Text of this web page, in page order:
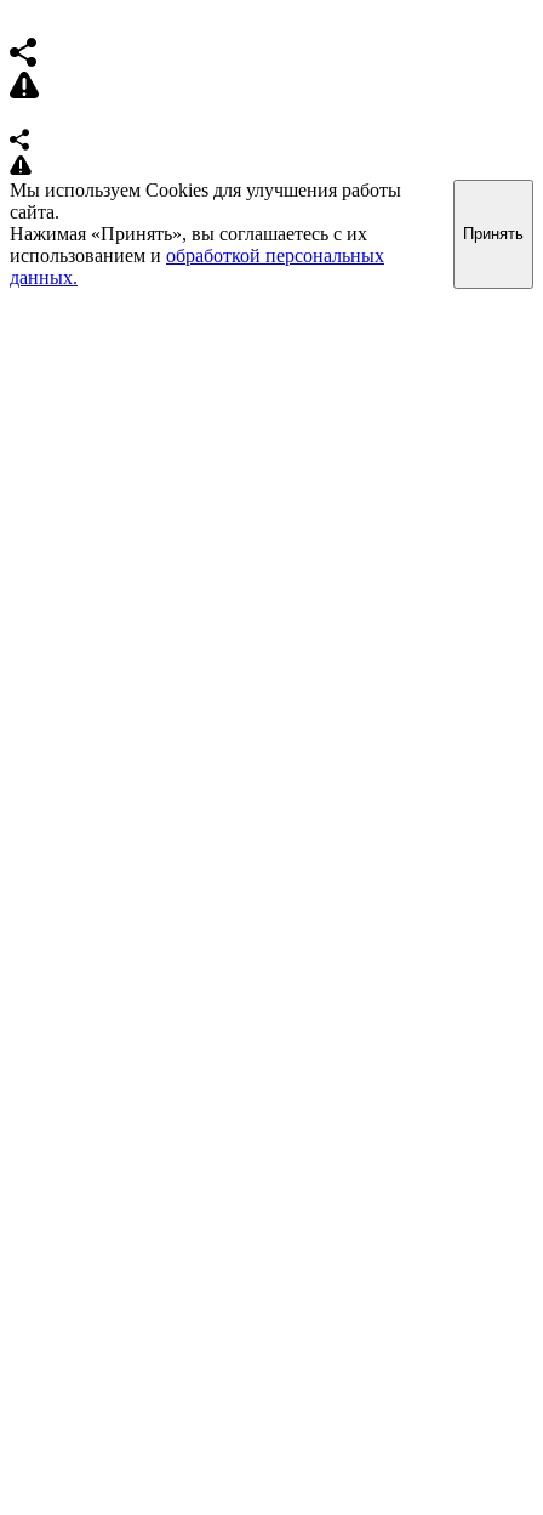
Мы используем Cookies для улучшения работы
сайта.
Нажимая «Принять», вы соглашаетесь с их
использованием и обработкой персональных
данных.
Принять